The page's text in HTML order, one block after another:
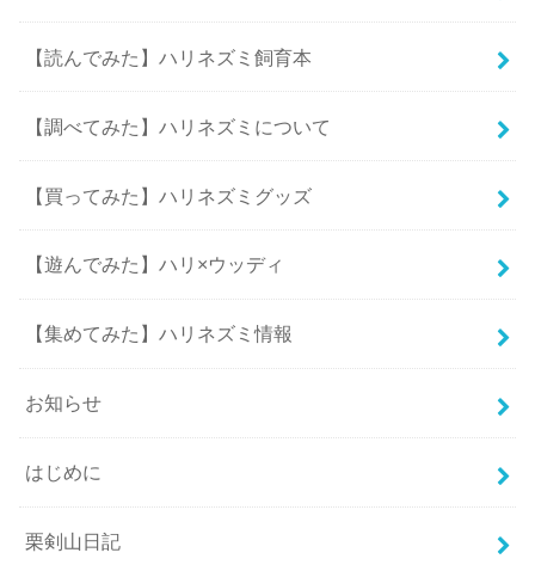
【読んでみた】ハリネズミ飼育本
【調べてみた】ハリネズミについて
【買ってみた】ハリネズミグッズ
【遊んでみた】ハリ×ウッディ
【集めてみた】ハリネズミ情報
お知らせ
はじめに
栗剣山日記